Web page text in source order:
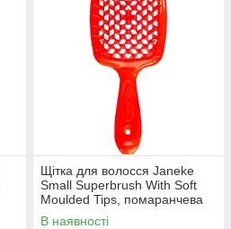
Щітка для волосся Janeke
Small Superbrush With Soft
Moulded Tips, помаранчева
(83SP234 OFL)
В наявності